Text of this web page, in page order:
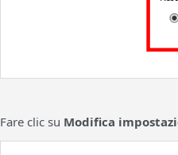
Fare clic su Modifica